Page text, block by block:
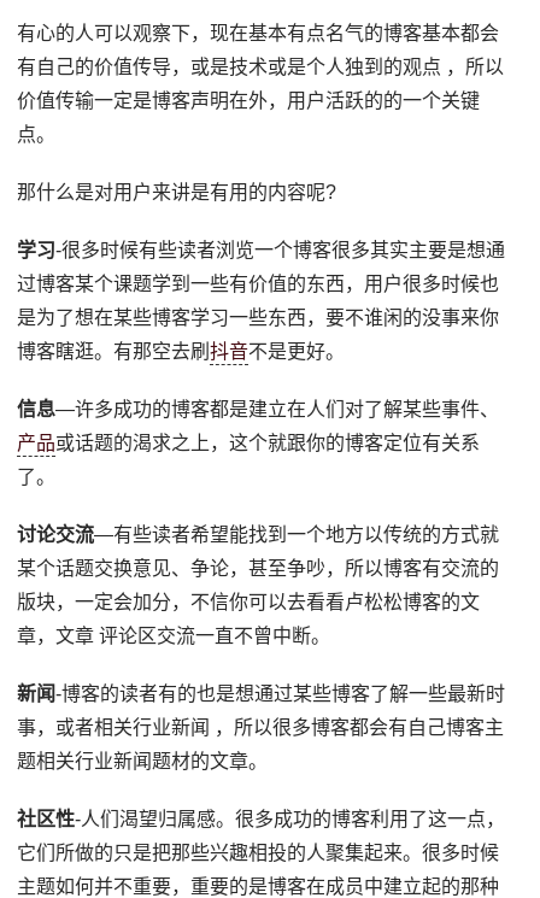
有心的人可以观察下，现在基本有点名气的博客基本都会
有自己的价值传导，或是技术或是个人独到的观点 ，所以
价值传输一定是博客声明在外，用户活跃的的一个关键
点。
那什么是对用户来讲是有用的内容呢?
学习-很多时候有些读者浏览一个博客很多其实主要是想通
过博客某个课题学到一些有价值的东西，用户很多时候也
是为了想在某些博客学习一些东西，要不谁闲的没事来你
博客瞎逛。有那空去刷抖音不是更好。
信息—许多成功的博客都是建立在人们对了解某些事件、
产品或话题的渴求之上，这个就跟你的博客定位有关系
了。
讨论交流—有些读者希望能找到一个地方以传统的方式就
某个话题交换意见、争论，甚至争吵，所以博客有交流的
版块，一定会加分，不信你可以去看看卢松松博客的文
章，文章 评论区交流一直不曾中断。
新闻-博客的读者有的也是想通过某些博客了解一些最新时
事，或者相关行业新闻 ，所以很多博客都会有自己博客主
题相关行业新闻题材的文章。
社区性-人们渴望归属感。很多成功的博客利用了这一点，
它们所做的只是把那些兴趣相投的人聚集起来。很多时候
主题如何并不重要，重要的是博客在成员中建立起的那种